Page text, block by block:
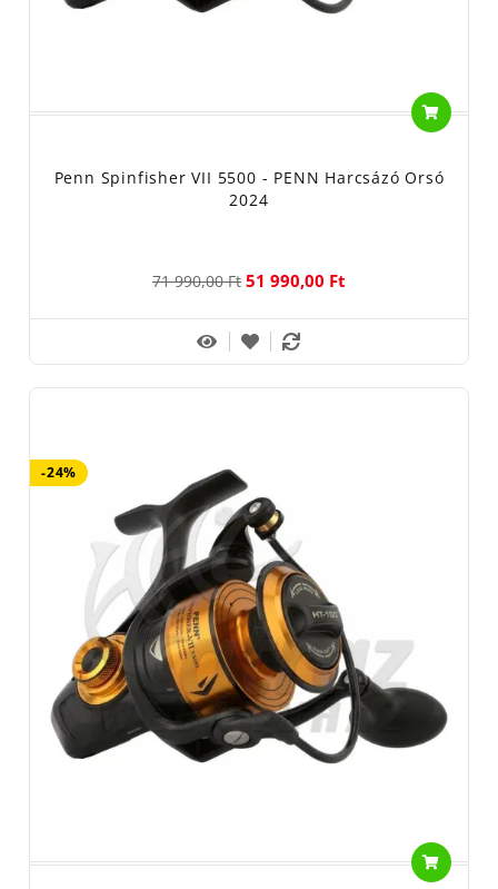
Penn Spinfisher VII 5500 - PENN Harcsázó Orsó
2024
71 990,00 Ft 51 990,00 Ft
-24%